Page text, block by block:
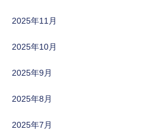
2025年11月
2025年10月
2025年9月
2025年8月
2025年7月